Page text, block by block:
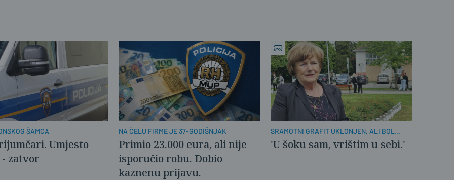
ŠAMCA
Umjesto
zatvor
NA ČELU FIRME JE 37-GODIŠNJAK
Primio 23.000 eura, ali nije
isporučio robu. Dobio
kaznenu prijavu.
SRAMOTNI GRAFIT UKLONJEN, ALI BOL
OSTAJE
'U šoku sam, vrištim u sebi.'